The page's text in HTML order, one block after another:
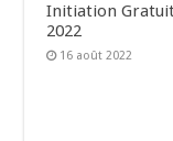
Initiation
2022
16 août 2022